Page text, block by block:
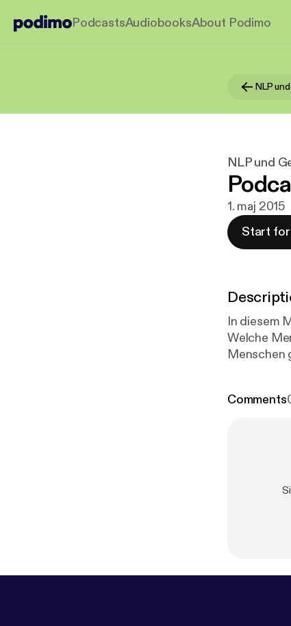
PodcastsAudiobooksAbout Podimo
NLP
NLP und
1. maj 2015
Start
In diesem
Welche
Menschen
Comments